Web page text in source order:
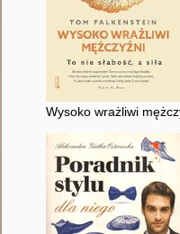
Wysoko wrażliwi